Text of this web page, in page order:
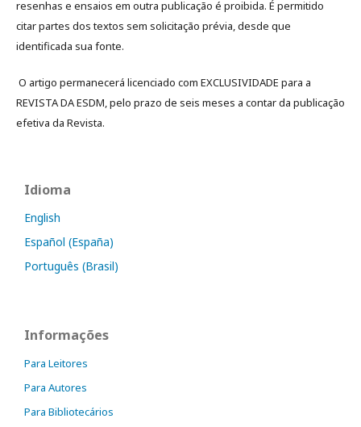
resenhas e ensaios em outra publicação é proibida. É permitido
citar partes dos textos sem solicitação prévia, desde que
identificada sua fonte.
O artigo permanecerá licenciado com EXCLUSIVIDADE para a
REVISTA DA ESDM, pelo prazo de seis meses a contar da publicação
efetiva da Revista.
Idioma
English
Español (España)
Português (Brasil)
Informações
Para Leitores
Para Autores
Para Bibliotecários